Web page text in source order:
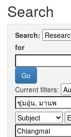
Search
Search:
for
Current filters: